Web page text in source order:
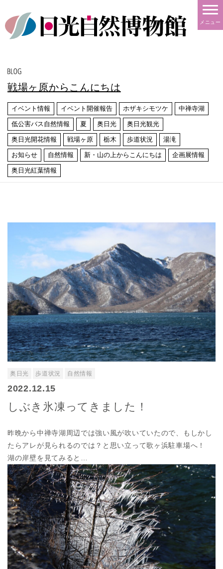
メニュー
戦場ヶ原からこんにちは
イベント情報 イベント開催報告 ホザキシモツケ 中禅寺湖
低公害バス自然情報 夏 奥日光 奥日光観光
奥日光開花情報 戦場ヶ原 栃木 歩道状況 湯滝
お知らせ 自然情報 新・山の上からこんにちは 企画展情報
奥日光紅葉情報
奥日光 歩道状況 自然情報
2022.12.15
しぶき氷凍ってきました！
昨晩から中禅寺湖周辺では強い風が吹いていたので、もしかし
たらアレが見られるのでは？と思い立って歌ヶ浜駐車場へ！
湖の岸壁を見てみると…